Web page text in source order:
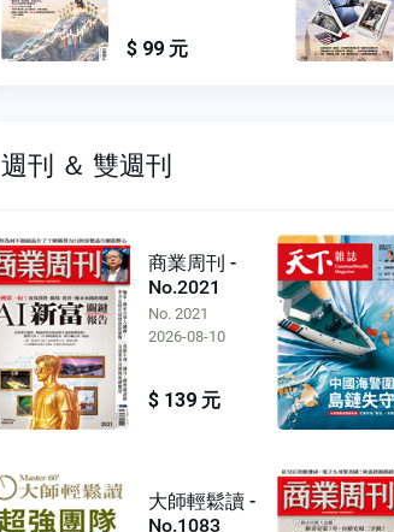
$ 99 元
週刊 ＆ 雙週刊
商業周刊 -
No.2021
No. 2021
2026-08-10
$ 139 元
大師輕鬆讀 -
No.1083